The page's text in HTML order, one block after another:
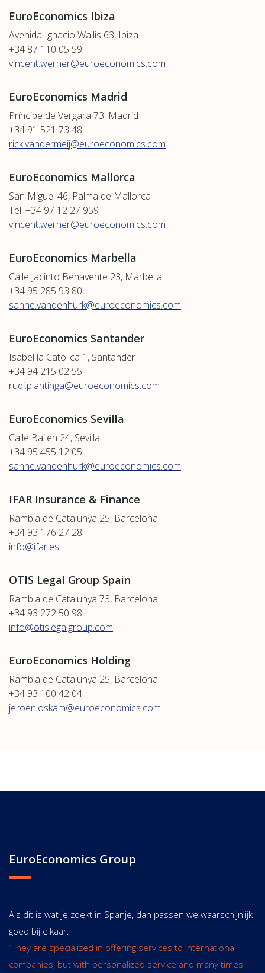
EuroEconomics Ibiza
Avenida Ignacio Wallis 63, Ibiza
+34 87 110 05 59
vincent.werner@euroeconomics.com
EuroEconomics Madrid
Príncipe de Vergara 73, Madrid
+34 91 521 73 48
rick.vandermeij@euroeconomics.com
EuroEconomics Mallorca
San Miguel 46, Palma de Mallorca
Tel. +34 97 12 27 959
vincent.werner@euroeconomics.com
EuroEconomics Marbella
Calle Jacinto Benavente 23, Marbella
+34 95 285 93 80
sanne.vandenhurk@euroeconomics.com
EuroEconomics Santander
Isabel la Catolica 1, Santander
+34 94 215 02 55
rudi.plantinga@euroeconomics.com
EuroEconomics Sevilla
Calle Bailen 24, Sevilla
+34 95 455 12 05
sanne.vandenhurk@euroeconomics.com
IFAR Insurance & Finance
Rambla de Catalunya 25, Barcelona
+34 93 176 27 28
info@ifar.es
OTIS Legal Group Spain
Rambla de Catalunya 73, Barcelona
+34 93 272 50 98
info@otislegalgroup.com
EuroEconomics Holding
Rambla de Catalunya 25, Barcelona
+34 93 100 42 04
jeroen.oskam@euroeconomics.com
EuroEconomics Group
Als dit is wat je zoekt in Spanje, dan passen we waarschijnlijk
goed bij elkaar:
“They are specialized in offering services to international
companies, but with personalized service and many times